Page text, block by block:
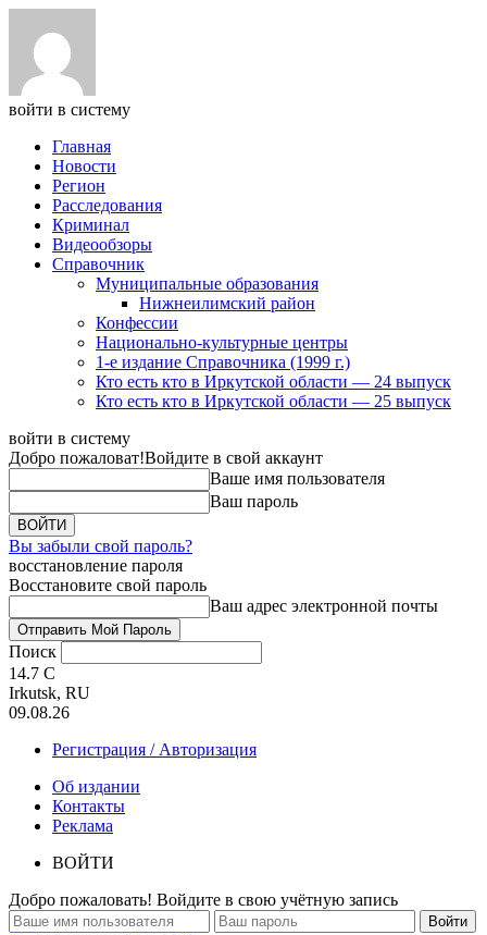
войти в систему
Главная
Новости
Регион
Расследования
Криминал
Видеообзоры
Справочник
Муниципальные образования
Нижнеилимский район
Конфессии
Национально-культурные центры
1-е издание Справочника (1999 г.)
Кто есть кто в Иркутской области — 24 выпуск
Кто есть кто в Иркутской области — 25 выпуск
войти в систему
Добро пожаловат!Войдите в свой аккаунт
Ваше имя пользователя
Ваш пароль
Вы забыли свой пароль?
восстановление пароля
Восстановите свой пароль
Ваш адрес электронной почты
Поиск
14.7 C
Irkutsk, RU
09.08.26
Регистрация / Авторизация
Об издании
Контакты
Реклама
ВОЙТИ
Добро пожаловать! Войдите в свою учётную запись